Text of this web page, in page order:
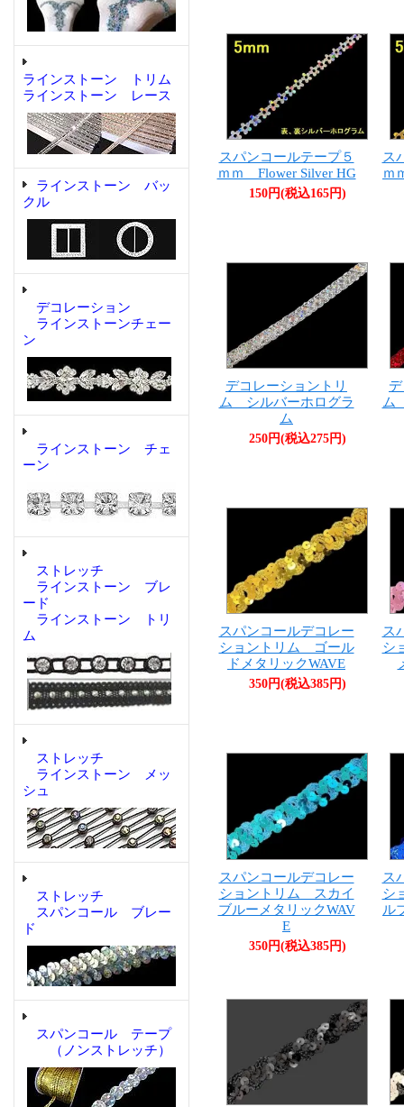
ラインストーン トリム
ラインストーン レース
ラインストーン バッ
クル
デコレーション
ラインストーンチェー
ン
ラインストーン チェ
ーン
ストレッチ
ラインストーン ブレ
ード
ラインストーン トリ
ム
ストレッチ
ラインストーン メッ
シュ
ストレッチ
スパンコール ブレー
ド
スパンコール テープ
（ノンストレッチ）
スパンコールテープ５
ｍｍ Flower Silver HG
150円(税込165円)
ス
ｍ
デコレーショントリ
ム シルバーホログラ
ム
250円(税込275円)
ム
スパンコールデコレー
ショントリム ゴール
ドメタリックWAVE
350円(税込385円)
ス
シ
スパンコールデコレー
ショントリム スカイ
ブルーメタリックWAV
E
350円(税込385円)
ス
シ
ル